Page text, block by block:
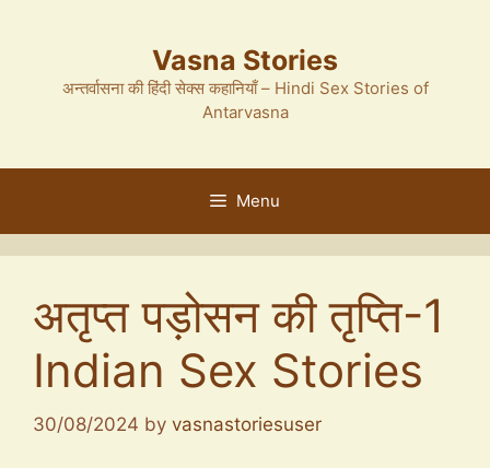
Vasna Stories
अन्तर्वासना की हिंदी सेक्स कहानियाँ – Hindi Sex Stories of
Antarvasna
Menu
अतृप्त पड़ोसन की तृप्ति-1
Indian Sex Stories
30/08/2024 by vasnastoriesuser